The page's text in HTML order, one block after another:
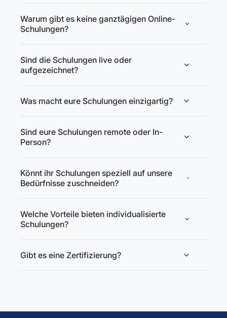
Warum gibt es keine ganztägigen Online-
Schulungen?
Sind die Schulungen live oder
aufgezeichnet?
Was macht eure Schulungen einzigartig?
Sind eure Schulungen remote oder In-
Person?
Könnt ihr Schulungen speziell auf unsere
Bedürfnisse zuschneiden?
Welche Vorteile bieten individualisierte
Schulungen?
Gibt es eine Zertifizierung?